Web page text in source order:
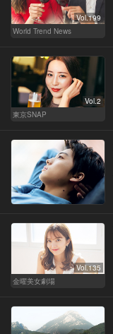
Vol.199
World Trend News
Vol.2
東京SNAP
Vol.135
金曜美女劇場